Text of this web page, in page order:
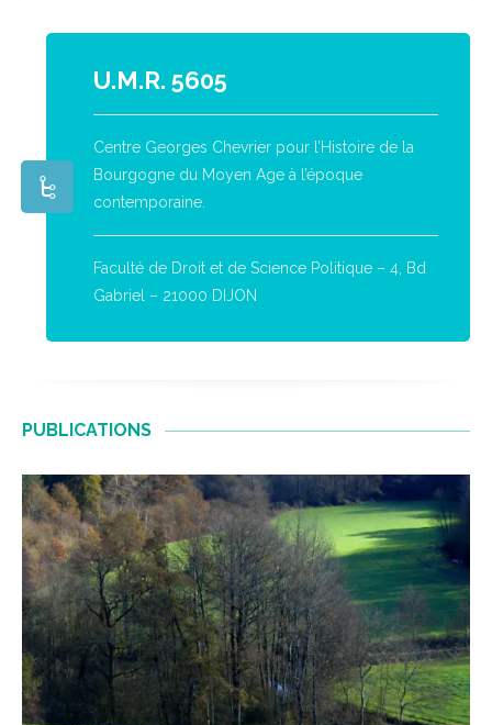
U.M.R. 5605
Centre Georges Chevrier pour l’Histoire de la
Bourgogne du Moyen Age à l’époque
contemporaine.
Faculté de Droit et de Science Politique – 4, Bd
Gabriel – 21000 DIJON
PUBLICATIONS